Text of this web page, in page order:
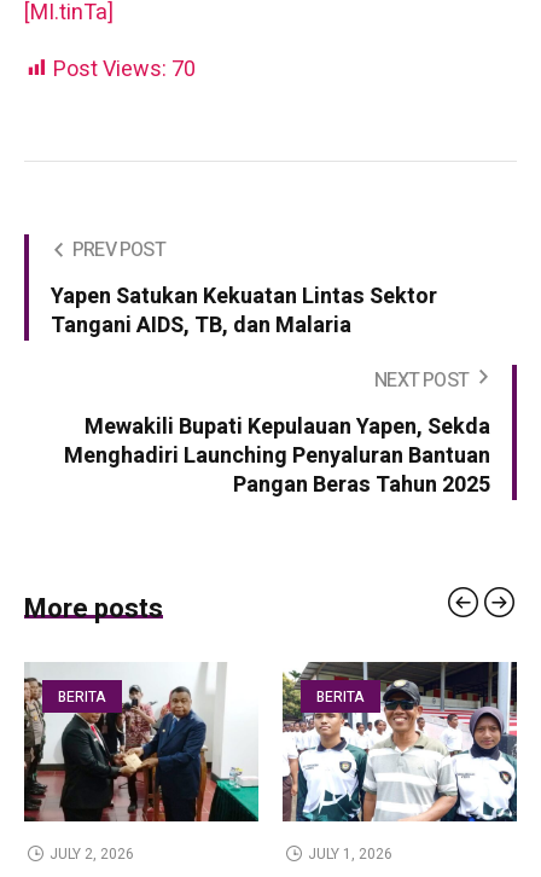
[MI.tinTa]
Post Views: 70
PREV POST
Yapen Satukan Kekuatan Lintas Sektor
Tangani AIDS, TB, dan Malaria
NEXT POST
Mewakili Bupati Kepulauan Yapen, Sekda
Menghadiri Launching Penyaluran Bantuan
Pangan Beras Tahun 2025
More posts
BERITA
JULY 2, 2026
BERITA
JULY 1, 2026